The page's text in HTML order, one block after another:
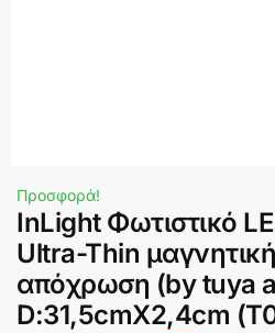
Προσφορά!
InLight Φωτιστικό
Ultra-Thin
απόχρωση (by tuya
D:31,5cmX2,4cm